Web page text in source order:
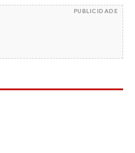
PUBLICIDADE